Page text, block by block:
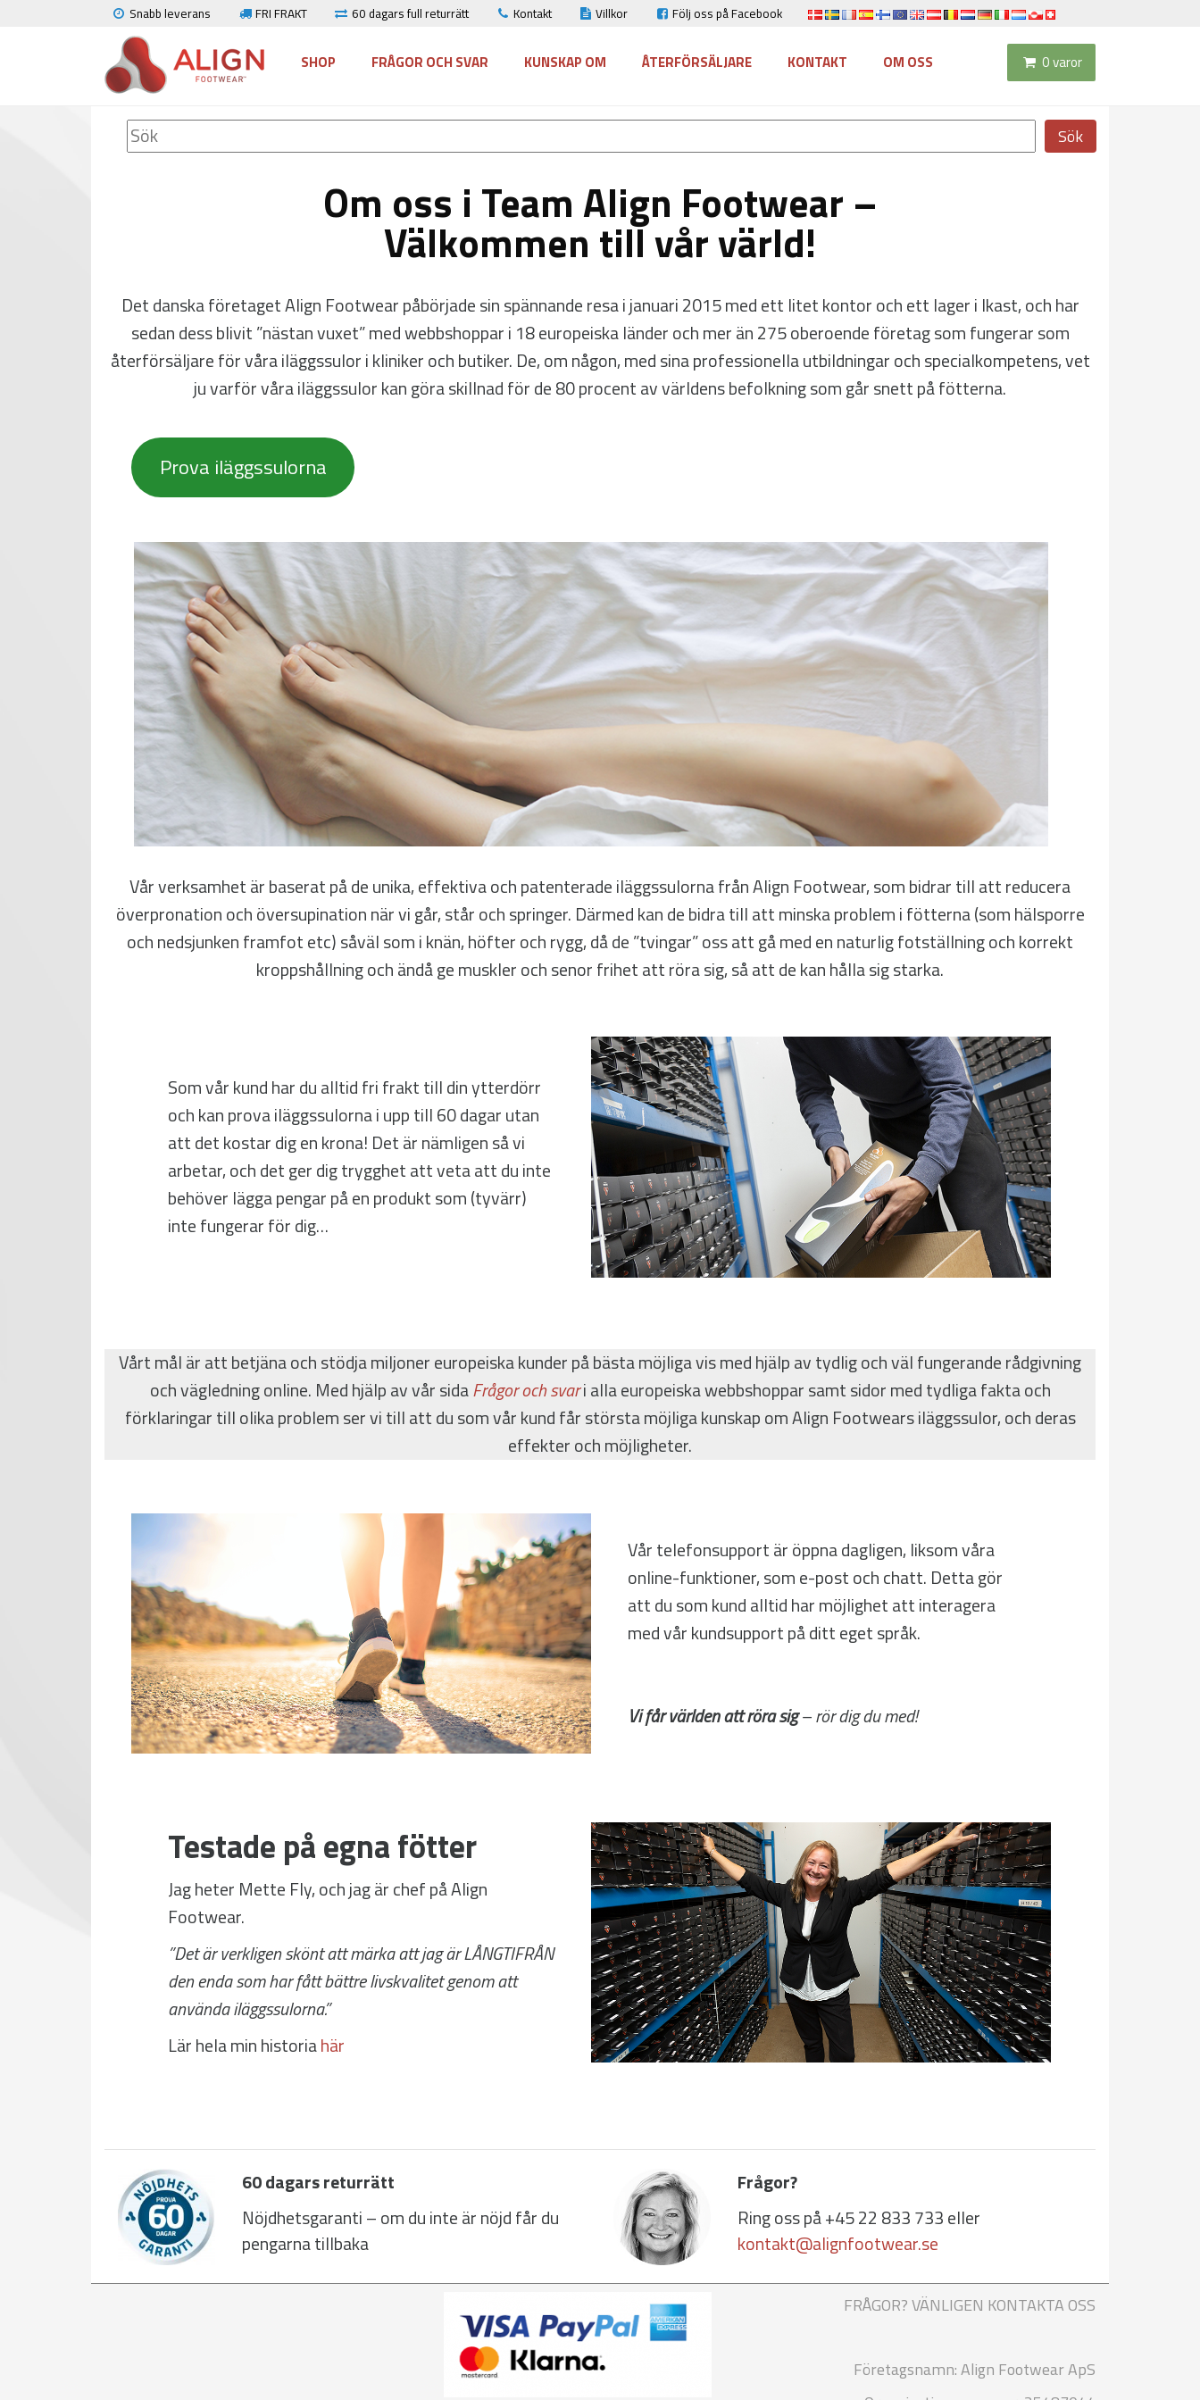
Snabb leverans FRI FRAKT 60 dagars full returrätt Kontakt Villkor Följ oss på Facebook
SHOP FRÅGOR OCH SVAR KUNSKAP OM ÅTERFÖRSÄLJARE KONTAKT OM OSS 0 varor
Sök
Om oss i Team Align Footwear –
Välkommen till vår värld!
Det danska företaget Align Footwear påbörjade sin spännande resa i januari 2015 med ett litet kontor och ett lager i Ikast, och har
sedan dess blivit ”nästan vuxet” med webbshoppar i 18 europeiska länder och mer än 275 oberoende företag som fungerar som
återförsäljare för våra iläggssulor i kliniker och butiker. De, om någon, med sina professionella utbildningar och specialkompetens, vet
ju varför våra iläggssulor kan göra skillnad för de 80 procent av världens befolkning som går snett på fötterna.
Prova iläggssulorna
Vår verksamhet är baserat på de unika, effektiva och patenterade iläggssulorna från Align Footwear, som bidrar till att reducera
överpronation och översupination när vi går, står och springer. Därmed kan de bidra till att minska problem i fötterna (som hälsporre
och nedsjunken framfot etc) såväl som i knän, höfter och rygg, då de ”tvingar” oss att gå med en naturlig fotställning och korrekt
kroppshållning och ändå ge muskler och senor frihet att röra sig, så att de kan hålla sig starka.
Som vår kund har du alltid fri frakt till din ytterdörr
och kan prova iläggssulorna i upp till 60 dagar utan
att det kostar dig en krona! Det är nämligen så vi
arbetar, och det ger dig trygghet att veta att du inte
behöver lägga pengar på en produkt som (tyvärr)
inte fungerar för dig…
Vårt mål är att betjäna och stödja miljoner europeiska kunder på bästa möjliga vis med hjälp av tydlig och väl fungerande rådgivning
och vägledning online. Med hjälp av vår sidaFrågor och svari alla europeiska webbshoppar samt sidor med tydliga fakta och
förklaringar till olika problem ser vi till att du som vår kund får största möjliga kunskap om Align Footwears iläggssulor, och deras
effekter och möjligheter.
Vår telefonsupport är öppna dagligen, liksom våra
online-funktioner, som e-post och chatt. Detta gör
att du som kund alltid har möjlighet att interagera
med vår kundsupport på ditt eget språk.
Vi får världen att röra sig– rör dig du med!
Testade på egna fötter
Jag heter Mette Fly, och jag är chef på Align
Footwear.
”Det är verkligen skönt att märka att jag är LÅNGTIFRÅN
den enda som har fått bättre livskvalitet genom att
använda iläggssulorna.”
Lär hela min historiahär
60 dagars returrätt
Nöjdhetsgaranti – om du inte är nöjd får du
pengarna tillbaka
Frågor?
Ring oss på +45 22 833 733 eller
kontakt@alignfootwear.se
FRÅGOR? VÄNLIGEN KONTAKTA OSS
Företagsnamn: Align Footwear ApS